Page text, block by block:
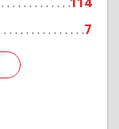
7